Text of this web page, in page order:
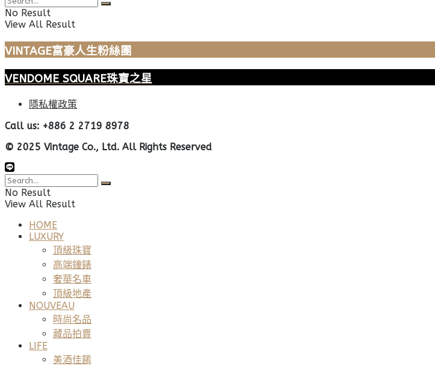
No Result
View All Result
VINTAGE富豪人生粉絲團
VENDOME SQUARE珠寶之星
隱私權政策
Call us: +886 2 2719 8978
© 2025 Vintage Co., Ltd. All Rights Reserved
No Result
View All Result
HOME
LUXURY
頂級珠寶
高端鐘錶
奢華名車
頂級地產
NOUVEAU
時尚名品
藏品拍賣
LIFE
美酒佳餚